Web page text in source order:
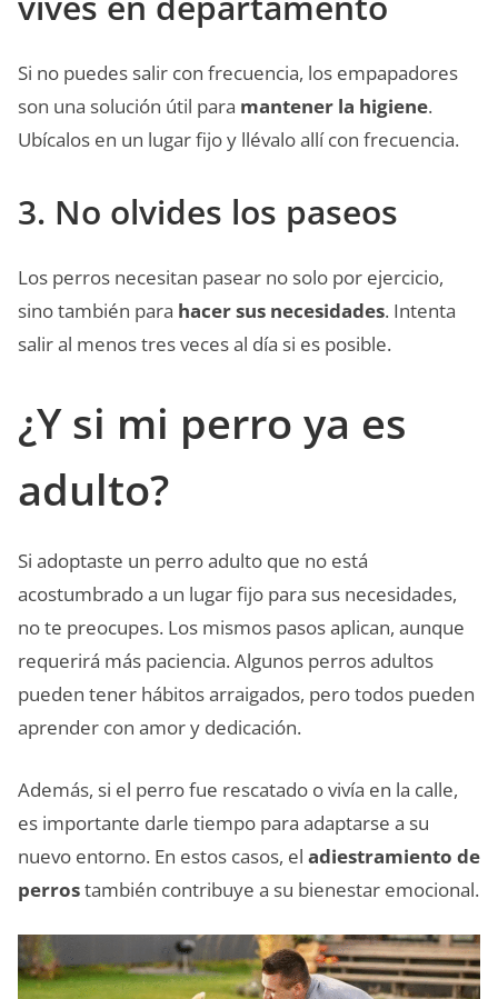
Si no puedes salir con frecuencia, los empapadores
son una solución útil para mantener la higiene.
Ubícalos en un lugar fijo y llévalo allí con frecuencia.
3. No olvides los paseos
Los perros necesitan pasear no solo por ejercicio,
sino también para hacer sus necesidades. Intenta
salir al menos tres veces al día si es posible.
¿Y si mi perro ya es
adulto?
Si adoptaste un perro adulto que no está
acostumbrado a un lugar fijo para sus necesidades,
no te preocupes. Los mismos pasos aplican, aunque
requerirá más paciencia. Algunos perros adultos
pueden tener hábitos arraigados, pero todos pueden
aprender con amor y dedicación.
Además, si el perro fue rescatado o vivía en la calle,
es importante darle tiempo para adaptarse a su
nuevo entorno. En estos casos, el adiestramiento de
perrostambién contribuye a su bienestar emocional.